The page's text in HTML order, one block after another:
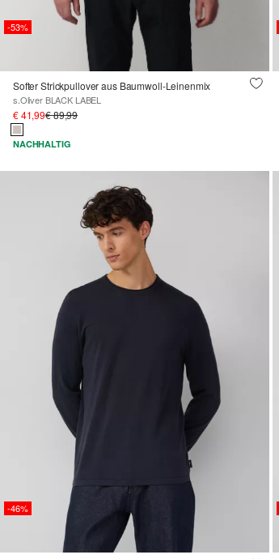
-53%
Softer Strickpullover aus Baumwoll-Leinenmix
s.Oliver BLACK LABEL
€ 41,99€ 89,99
NACHHALTIG
-46%